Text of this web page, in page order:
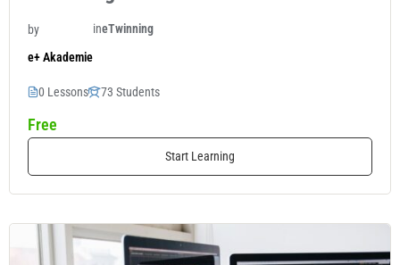
by
e+ Akademie
ineTwinning
0 Lessons 73 Students
Free
Start Learning